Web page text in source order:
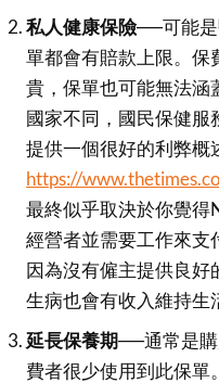
私人健康保險──可能
單都會有賠款上限。保
貴，保單也可能無法涵
國家不同，國民保健服
提供一個很好的利弊概
https://
最終似乎取決於你覺得
經營者並需要工作來支
因為沒有僱主提供良好
生病也會有收入維持生
延長保養期──通常是
費者很少使用到此保單